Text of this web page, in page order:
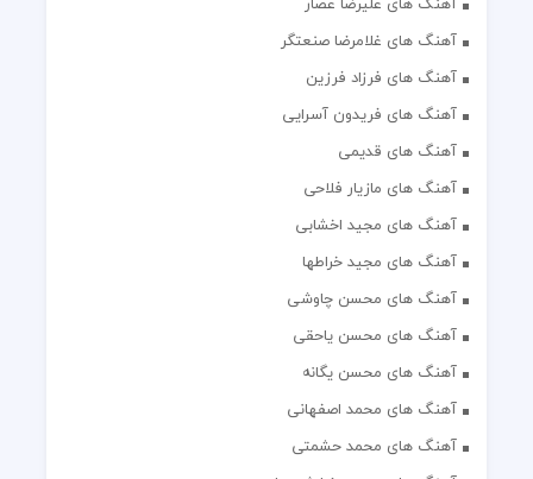
آهنگ های غلامرضا صنعتگر
آهنگ های فرزاد فرزین
آهنگ های فریدون آسرایی
آهنگ های قدیمی
آهنگ های مازیار فلاحی
آهنگ های مجید اخشابی
آهنگ های مجید خراطها
آهنگ های محسن چاوشی
آهنگ های محسن یاحقی
آهنگ های محسن یگانه
آهنگ های محمد اصفهانی
آهنگ های محمد حشمتی